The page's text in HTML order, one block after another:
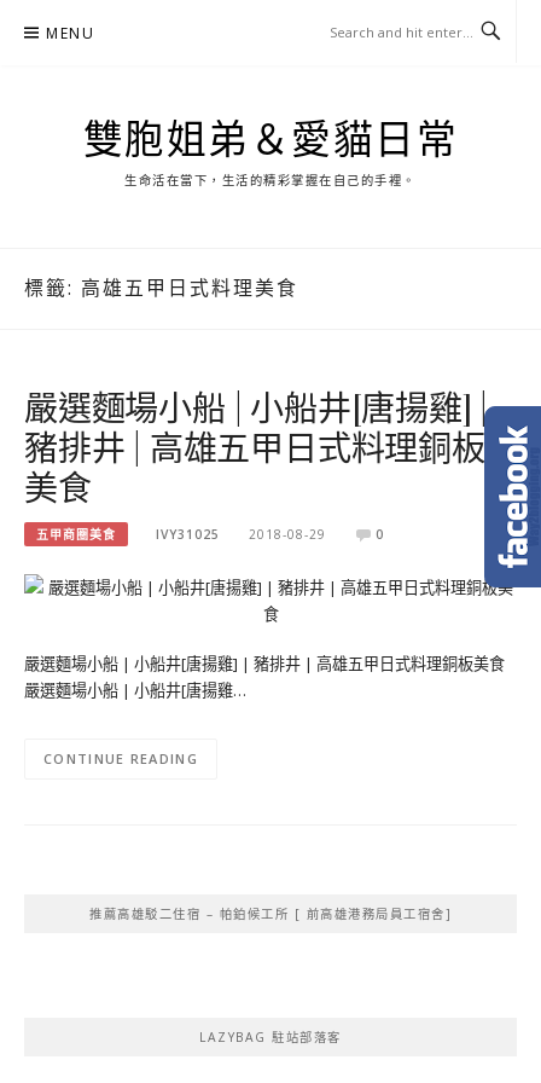
MENU
雙胞姐弟＆愛貓日常
生命活在當下，生活的精彩掌握在自己的手裡。
標籤: 高雄五甲日式料理美食
嚴選麵場小船 | 小船井[唐揚雞] |
豬排井 | 高雄五甲日式料理銅板
美食
五甲商圈美食 IVY31025 2018-08-29 0
嚴選麵場小船 | 小船井[唐揚雞] | 豬排井 | 高雄五甲日式料理銅板美食
嚴選麵場小船 | 小船井[唐揚雞…
CONTINUE READING
推薦高雄駁二住宿 – 帕鉑候工所 [ 前高雄港務局員工宿舍]
LAZYBAG 駐站部落客